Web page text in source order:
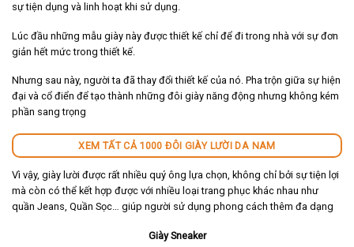
sự tiện dụng và linh hoạt khi sử dụng.
Lúc đầu những mẫu giày này được thiết kế chỉ để đi trong nhà với sự đơn
giản hết mức trong thiết kế.
Nhưng sau này, người ta đã thay đổi thiết kế của nó. Pha trộn giữa sự hiện
đại và cổ điển để tạo thành những đôi giày năng động nhưng không kém
phần sang trọng
XEM TẤT CẢ 1000 ĐÔI GIÀY LƯỜI DA NAM
Vì vậy, giày lười được rất nhiều quý ông lựa chọn, không chỉ bởi sự tiện lợi
mà còn có thể kết hợp được với nhiều loại trang phục khác nhau như
quần Jeans, Quần Sọc… giúp người sử dụng phong cách thêm đa dạng
Giày Sneaker